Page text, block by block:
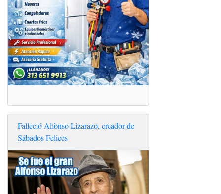
Falleció Alfonso Lizarazo, creador de
Sábados Felices